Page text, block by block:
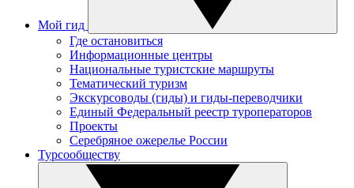
Мой гид
Где остановиться
Информационные центры
Национальные туристские маршруты
Тематический туризм
Экскурсоводы (гиды) и гиды-переводчики
Единый Федеральный реестр туроператоров
Проекты
Серебряное ожерелье России
Турсообществу